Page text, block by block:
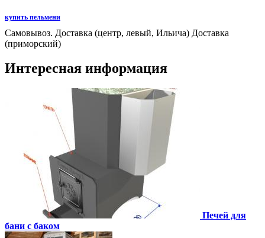
купить пельмени
Самовывоз. Доставка (центр, левый, Ильича) Доставка
(приморский)
Интересная информация
Печей для
бани с баком